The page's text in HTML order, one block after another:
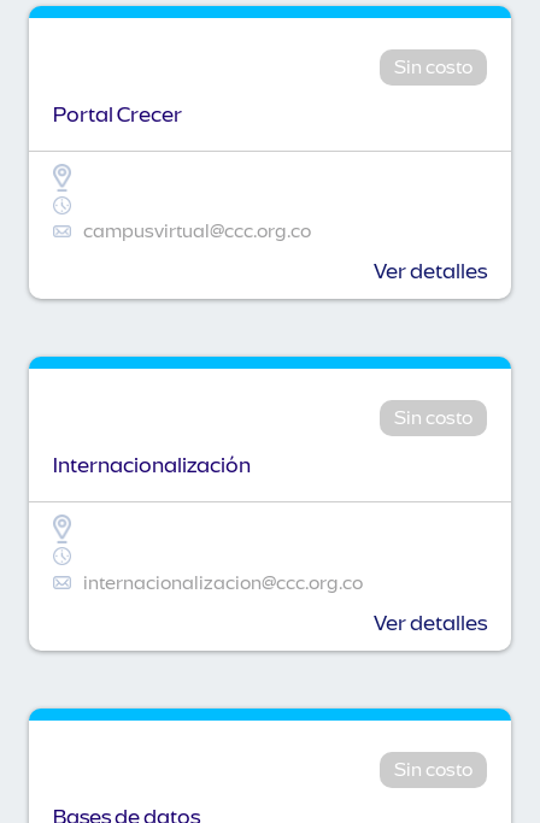
Sin costo
Portal Crecer
campusvirtual@ccc.org.co
Ver detalles
Sin costo
Internacionalización
internacionalizacion@ccc.org.co
Ver detalles
Sin costo
Bases de datos